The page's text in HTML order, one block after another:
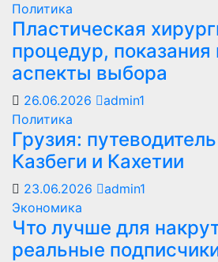
Политика
Пластическая
процедур,
аспекты выбора
26.06.2026
admin1
Политика
Грузия:
Казбеги и Кахетии
23.06.2026
admin1
Экономика
Что лучше для
реальные